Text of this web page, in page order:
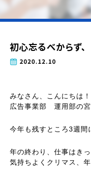
初心忘るべからず、
2020.12.10
みなさん、こんにちは！
広告事業部 運用部の宮
今年も残すところ3週間
年の終わり、仕事はき
気持ちよくクリマス、